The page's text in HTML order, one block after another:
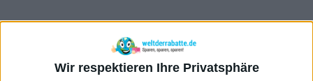
Wir respektieren Ihre Privatsphäre